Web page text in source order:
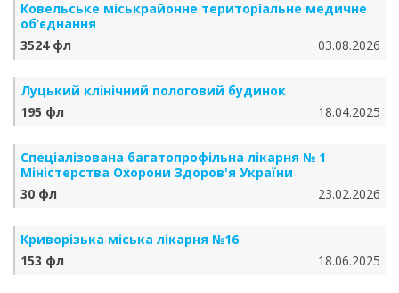
Ковельське міськрайонне територіальне медичне
об’єднання
3524 фл
03.08.2026
Луцький клінічний пологовий будинок
195 фл
18.04.2025
Спеціалізована багатопрофільна лікарня № 1
Міністерства Охорони Здоров'я України
30 фл
23.02.2026
Криворізька міська лікарня №16
153 фл
18.06.2025